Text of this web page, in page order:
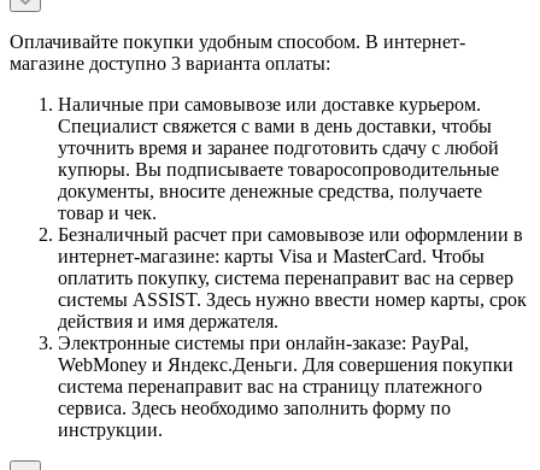
Оплачивайте покупки удобным способом. В интернет-
магазине доступно 3 варианта оплаты:
Наличные при самовывозе или доставке курьером.
Специалист свяжется с вами в день доставки, чтобы
уточнить время и заранее подготовить сдачу с любой
купюры. Вы подписываете товаросопроводительные
документы, вносите денежные средства, получаете
товар и чек.
Безналичный расчет при самовывозе или оформлении в
интернет-магазине: карты Visa и MasterCard. Чтобы
оплатить покупку, система перенаправит вас на сервер
системы ASSIST. Здесь нужно ввести номер карты, срок
действия и имя держателя.
Электронные системы при онлайн-заказе: PayPal,
WebMoney и Яндекс.Деньги. Для совершения покупки
система перенаправит вас на страницу платежного
сервиса. Здесь необходимо заполнить форму по
инструкции.